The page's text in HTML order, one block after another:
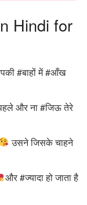
Hindi for
#बाहों में #आँख
और ना #जिऊ तेरे
उसने जिसके चाहने
और #ज्यादा हो जाता है